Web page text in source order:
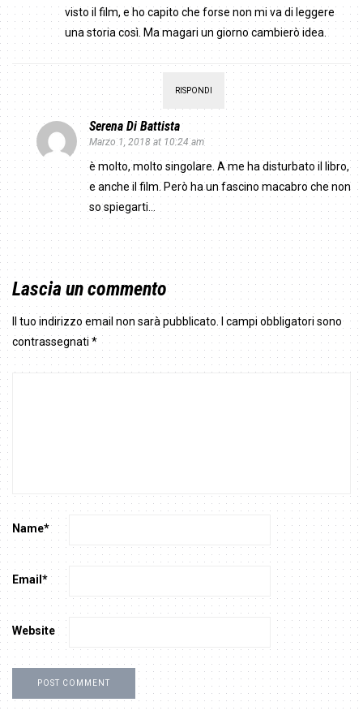
visto il film, e ho capito che forse non mi va di leggere
una storia così. Ma magari un giorno cambierò idea.
RISPONDI
Serena Di Battista
Marzo 1, 2018 at 10:24 am
è molto, molto singolare. A me ha disturbato il libro,
e anche il film. Però ha un fascino macabro che non
so spiegarti…
Lascia un commento
Il tuo indirizzo email non sarà pubblicato.
I campi obbligatori sono
contrassegnati *
Name*
Email *
Website